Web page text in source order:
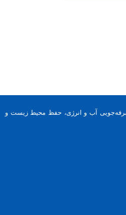
۲۰۰ نمایندگی در سراسر ایران، متعهد به صرفه‌جویی آب و انرژی، حفظ محیط زیست و